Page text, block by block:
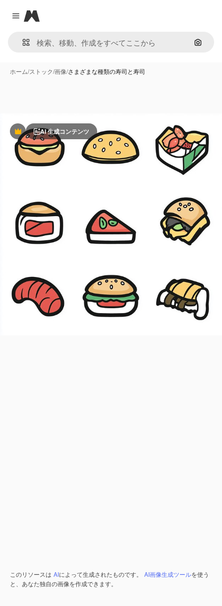
Close menu
Magnific
画像で
ホーム/ストック/画像/さまざまな種類の寿司と寿司
PremiumAI 生成コンテンツ
このリソースは AIによって生成されたものです。 AI画像生成ツールを使う
と、あなた独自の画像を作成できます。